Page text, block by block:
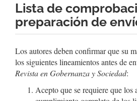
Lista de
preparación de
Los autores deben confirmar que su
los siguientes lineamientos antes de
Revista en Gobernanza y Sociedad:
Acepto que se requiere que los